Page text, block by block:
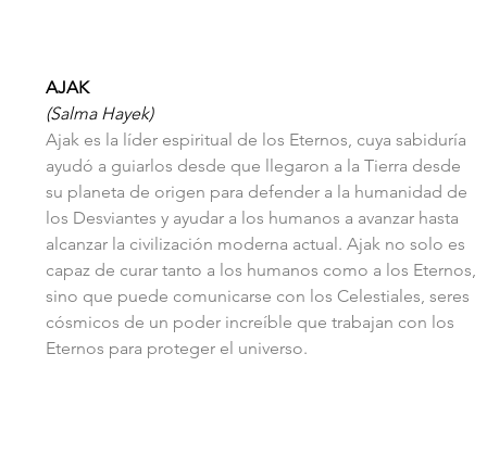
AJAK
(Salma Hayek)
Ajak es la líder espiritual de los Eternos, cuya sabiduría
ayudó a guiarlos desde que llegaron a la Tierra desde
su planeta de origen para defender a la humanidad de
los Desviantes y ayudar a los humanos a avanzar hasta
alcanzar la civilización moderna actual. Ajak no solo es
capaz de curar tanto a los humanos como a los Eternos,
sino que puede comunicarse con los Celestiales, seres
cósmicos de un poder increíble que trabajan con los
Eternos para proteger el universo.